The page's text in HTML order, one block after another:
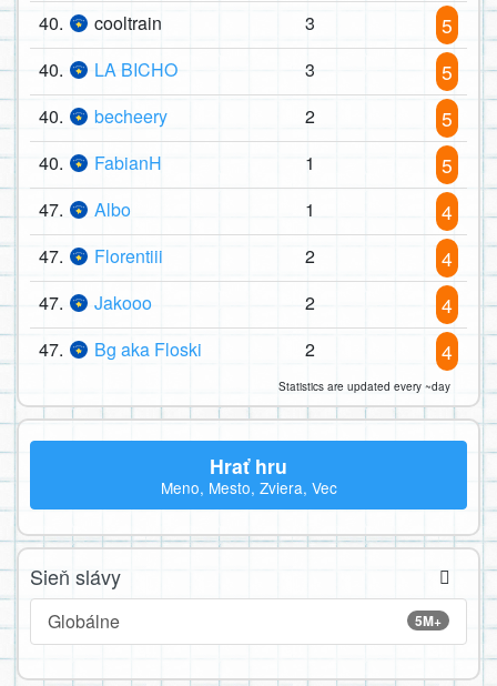
40. cooltrain 3 5
40. LA BICHO 3 5
40. becheery 2 5
40. FabianH 1 5
47. Albo 1 4
47. Florentiii 2 4
47. Jakooo 2 4
47. Bg aka Floski 2 4
Statistics are updated every ~day
Hrať hru
Meno, Mesto, Zviera, Vec
Sieň slávy
5M+
Globálne